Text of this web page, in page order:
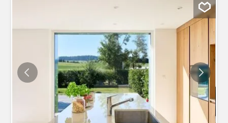
isolant parfaitement la partie jour de l'espace nuit. Le
grand salon, très lumineux, donne tout de suite envie de
s'y installer. Son vrai point fort, c'est sa belle cheminée
qui apporte un cachet fou et promet de belles soirées au
coin du feu durant l'hiver. Depuis le séjour, on accède
directement à un balcon de 6 m², une extension
extérieure bien agréable pour prendre le café au calme
dès les premiers rayons de soleil.Côté nuit, le logement
dispose de quatre vraies...